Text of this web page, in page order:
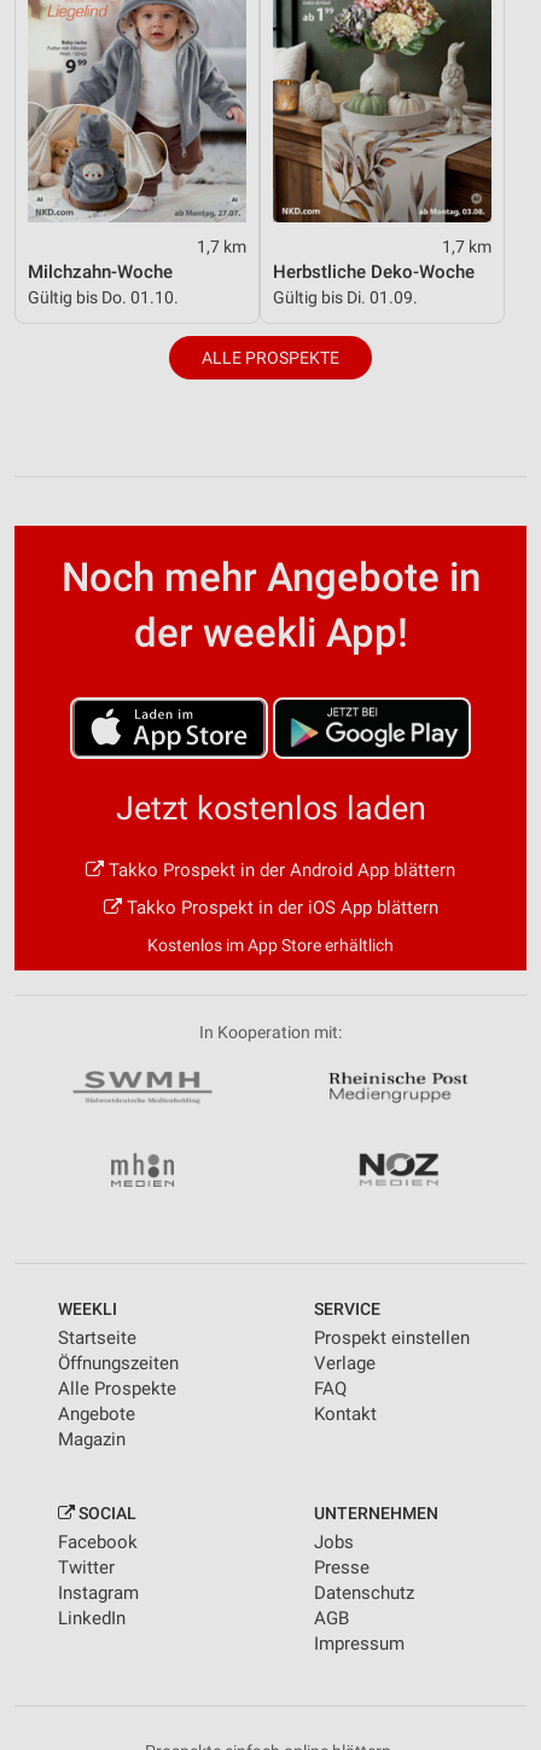
1,7 km
Milchzahn-Woche
Gültig bis Do. 01.10.
1,7 km
Herbstliche Deko-Woche
Gültig bis Di. 01.09.
ALLE PROSPEKTE
Noch mehr Angebote in
der weekli App!
Jetzt kostenlos laden
Takko Prospekt in der Android App blättern
Takko Prospekt in der iOS App blättern
Kostenlos im App Store erhältlich
In Kooperation mit:
WEEKLI
Startseite
Öffnungszeiten
Alle Prospekte
Angebote
Magazin
SERVICE
Prospekt einstellen
Verlage
FAQ
Kontakt
SOCIAL
Facebook
Twitter
Instagram
LinkedIn
UNTERNEHMEN
Jobs
Presse
Datenschutz
AGB
Impressum